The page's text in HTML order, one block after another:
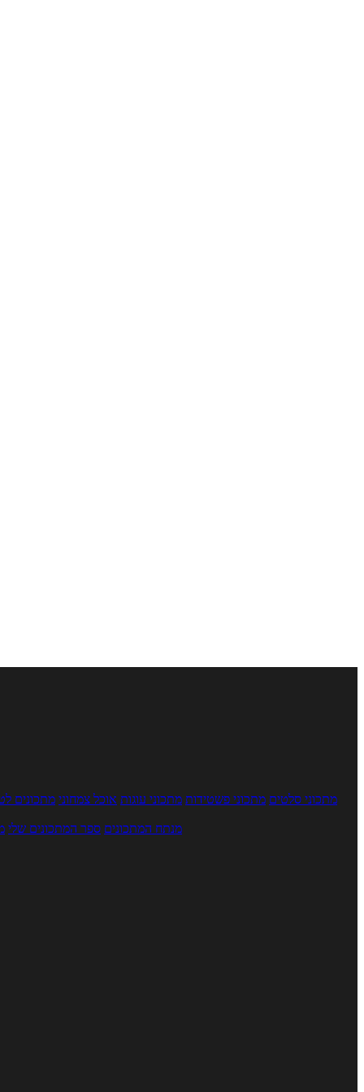
מתכוני סלטים מתכוני פשטידות מתכוני עוגות אוכל צמחוני מתכונים
מנתח המתכונים ספר המתכונים שלי